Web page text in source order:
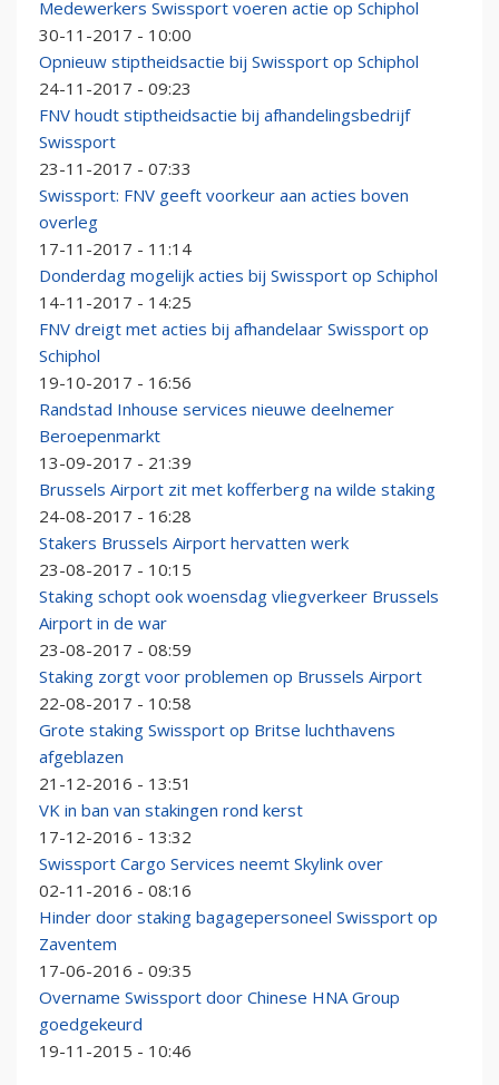
Medewerkers Swissport voeren actie op Schiphol
30-11-2017 - 10:00
Opnieuw stiptheidsactie bij Swissport op Schiphol
24-11-2017 - 09:23
FNV houdt stiptheidsactie bij afhandelingsbedrijf
Swissport
23-11-2017 - 07:33
Swissport: FNV geeft voorkeur aan acties boven
overleg
17-11-2017 - 11:14
Donderdag mogelijk acties bij Swissport op Schiphol
14-11-2017 - 14:25
FNV dreigt met acties bij afhandelaar Swissport op
Schiphol
19-10-2017 - 16:56
Randstad Inhouse services nieuwe deelnemer
Beroepenmarkt
13-09-2017 - 21:39
Brussels Airport zit met kofferberg na wilde staking
24-08-2017 - 16:28
Stakers Brussels Airport hervatten werk
23-08-2017 - 10:15
Staking schopt ook woensdag vliegverkeer Brussels
Airport in de war
23-08-2017 - 08:59
Staking zorgt voor problemen op Brussels Airport
22-08-2017 - 10:58
Grote staking Swissport op Britse luchthavens
afgeblazen
21-12-2016 - 13:51
VK in ban van stakingen rond kerst
17-12-2016 - 13:32
Swissport Cargo Services neemt Skylink over
02-11-2016 - 08:16
Hinder door staking bagagepersoneel Swissport op
Zaventem
17-06-2016 - 09:35
Overname Swissport door Chinese HNA Group
goedgekeurd
19-11-2015 - 10:46